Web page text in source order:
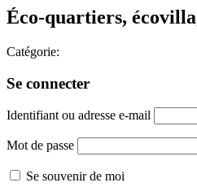
Éco-quartiers,
Catégorie:
Se connecter
Identifiant ou adresse e-mail
Mot de passe
Se souvenir de moi